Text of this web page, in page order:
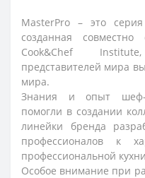
MasterPro – это
созданная
Cook&Chef
представителей мира
мира.
Знания и опыт шеф-
помогли в создании
линейки бренда
профессионалов к
профессиональной
Особое внимание при